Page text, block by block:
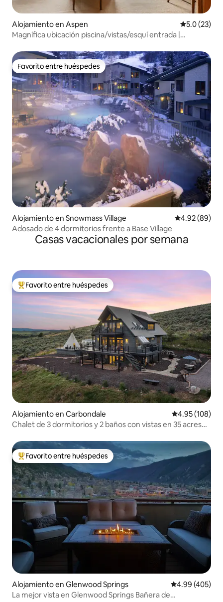
Alojamiento en Aspen Calificación
5.0 (23)
Magnífica ubicación piscina/vistas/esquí entrada |
Favorito entre huéspedes
Favorito entre huéspedes
Alojamiento en Snowmass Village Calificación
4.92 (89)
Adosado de 4 dormitorios frente a Base Village
Casas vacacionales por semana
Favorito entre huéspedes preferido
Favorito entre huéspedes
Alojamiento en Carbondale Calificación
4.95 (108)
Chalet de 3 dormitorios y 2 baños con vistas en 35 acres
Favorito entre huéspedes preferido
Favorito entre huéspedes
Alojamiento en Glenwood Springs Calificación
4.99 (405)
La mejor vista en Glenwood Springs Bañera de